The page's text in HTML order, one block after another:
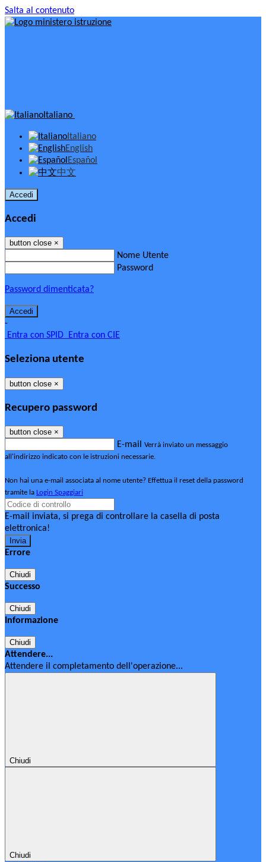
Salta al contenuto
Italiano
Italiano
English
Español
中文
Accedi
Accedi
button close ×
Nome Utente
Password
Password dimenticata?
-
Entra con SPID Entra con CIE
Seleziona utente
button close ×
Recupero password
button close ×
E-mail Verrà inviato un messaggio
all'indirizzo indicato con le istruzioni necessarie.
Non hai una e-mail associata al nome utente? Effettua il reset della password
tramite la Login Spaggiari
E-mail inviata, si prega di controllare la casella di posta
elettronica!
Errore
Chiudi
Successo
Chiudi
Informazione
Chiudi
Attendere...
Attendere il completamento dell'operazione...
Chiudi
Chiudi